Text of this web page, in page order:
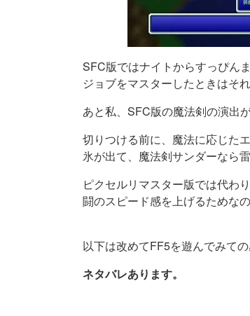
SFC版ではナイトからすっぴん
ジョブをマスターしたときはそ
あと私、SFC版の魔法剣の演出
切りつける前に、魔法に応じた
氷が出て、魔法剣サンダーなら雷
ピクセルリマスター版では代わ
闘のスピード感を上げるためなの
以下は改めてFF5を遊んでみての
ネタバレあります。